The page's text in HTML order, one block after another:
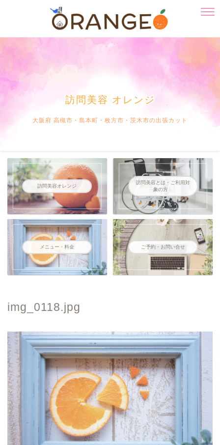
訪問美容 オレンジ
大阪府 高槻市・島本町・枚方市・茨木市の出張カット
訪問美容オレンジ
訪問美容とは・ご利用対
象の方
メニュー・料金 ご予約・お問い合せ
img_0118.jpg